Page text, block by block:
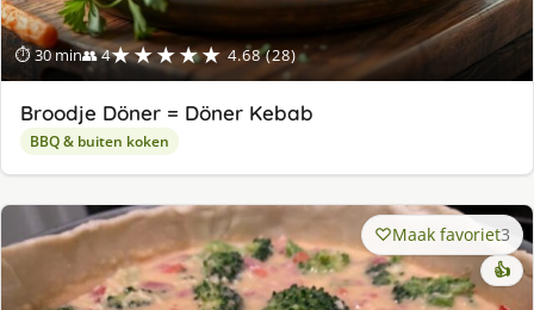
⏱ 30 min👥 4★★★★★ 4.68 (28)
Broodje Döner = Döner Kebab
BBQ & buiten koken
Maak favoriet3
👍